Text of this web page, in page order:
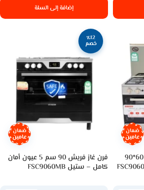
إضافة إلى السلة
ضمان
عامين
فرن غاز فريش 5 شعلات – 60*90
٪12
خصم
ضمان
عامين
فرن غاز فريش 90 سم 5 عيون أمان
كامل – ستيل FSC9060MB